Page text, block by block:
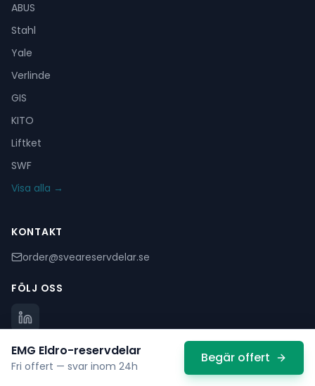
EMG Eldro-reservdelar
Fri offert — svar inom 24h
Begär offert
ABUS
Stahl
Yale
Verlinde
GIS
KITO
Liftket
SWF
Visa alla →
KONTAKT
order@sveareservdelar.se
FÖLJ OSS